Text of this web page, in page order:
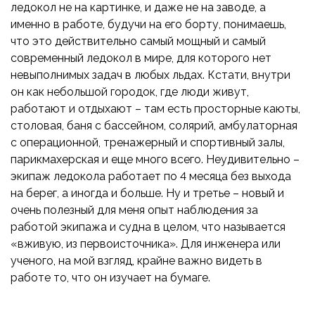
ледокол не на картинке, и даже не на заводе, а
именно в работе, будучи на его борту, понимаешь,
что это действительно самый мощный и самый
современный ледокол в мире, для которого нет
невыполнимых задач в любых льдах. Кстати, внутри
он как небольшой городок, где люди живут,
работают и отдыхают – там есть просторные каюты,
столовая, баня с бассейном, солярий, амбулаторная
с операционной, тренажерный и спортивный залы,
парикмахерская и еще много всего. Неудивительно –
экипаж ледокола работает по 4 месяца без выхода
на берег, а иногда и больше. Ну и третье – новый и
очень полезный для меня опыт наблюдения за
работой экипажа и судна в целом, что называется
«вживую, из первоисточника». Для инженера или
ученого, на мой взгляд, крайне важно видеть в
работе то, что он изучает на бумаге.